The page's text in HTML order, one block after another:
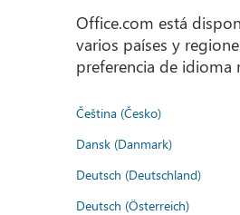
Office.com está
varios países y
preferencia de idioma
Čeština (Česko)
Dansk (Danmark)
Deutsch (Deutschland)
Deutsch (Österreich)